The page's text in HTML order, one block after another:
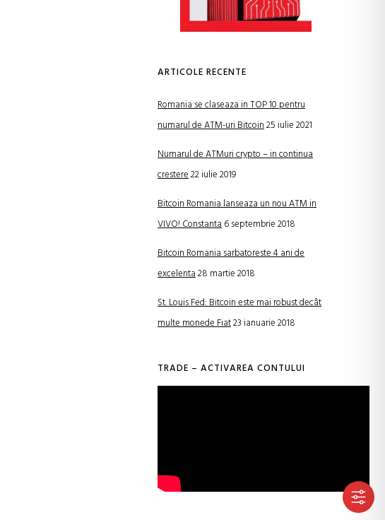
ARTICOLE RECENTE
Romania se claseaza in TOP 10 pentru
numarul de ATM-uri Bitcoin25 iulie 2021
Numarul de ATMuri crypto – in continua
crestere22 iulie 2019
Bitcoin Romania lanseaza un nou ATM in
VIVO! Constanta6 septembrie 2018
Bitcoin Romania sarbatoreste 4 ani de
excelenta28 martie 2018
St. Louis Fed: Bitcoin este mai robust decât
multe monede Fiat23 ianuarie 2018
TRADE – ACTIVAREA CONTULUI